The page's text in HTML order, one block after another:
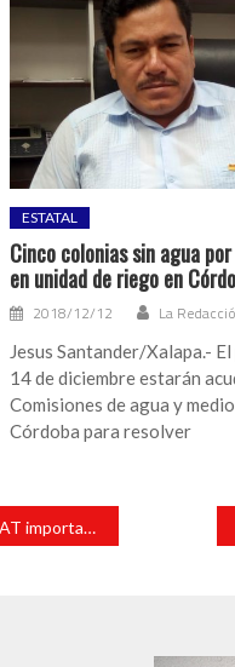
ESTATAL
Cinco colonias sin agua
en unidad de riego en
2018/12/12 La
Jesus Santander/Xalapa.-
14 de diciembre estarán
Comisiones de agua y
Córdoba para resolver
de Vinculación